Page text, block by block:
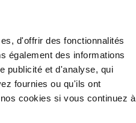
d'offrir des fonctionnalités
également des informations
publicité et d'analyse, qui
fournies ou qu'ils ont
cookies si vous continuez à